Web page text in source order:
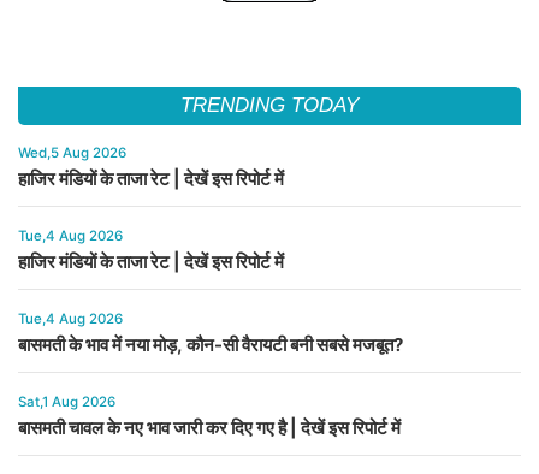
TRENDING TODAY
Wed,5 Aug 2026
हाजिर मंडियों के ताजा रेट | देखें इस रिपोर्ट में
Tue,4 Aug 2026
हाजिर मंडियों के ताजा रेट | देखें इस रिपोर्ट में
Tue,4 Aug 2026
बासमती के भाव में नया मोड़, कौन-सी वैरायटी बनी सबसे मजबूत?
Sat,1 Aug 2026
बासमती चावल के नए भाव जारी कर दिए गए है | देखें इस रिपोर्ट में